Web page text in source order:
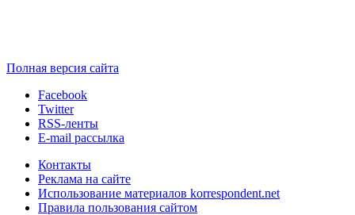
Полная версия сайта
Facebook
Twitter
RSS-ленты
E-mail рассылка
Контакты
Реклама на сайте
Использование материалов korrespondent.net
Правила пользования сайтом